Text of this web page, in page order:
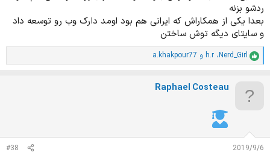
ردشو بزنه
بعدا یکی از همکاراش که ایرانی هم بود اومد دارک وب رو توسعه داد
و سایتای دیگه توش ساختن
ا
م
:
Nerd_Girl، h.r و a.khakpour77
Raphael Costeau
2019/9/6
#38